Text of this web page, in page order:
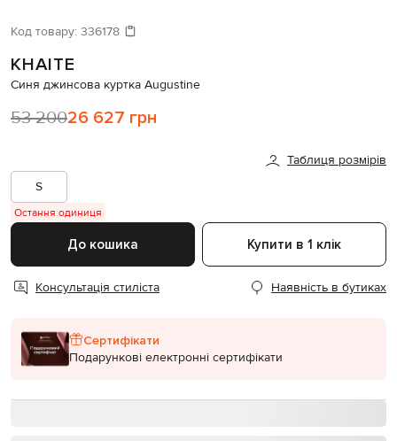
Код товару: 336178
KHAITE
Синя джинсова куртка Augustine
53 20026 627 грн
Таблиця розмірів
S
Остання одиниця
До кошика Купити в 1 клік
Консультація стиліста Наявність в бутиках
Сертифікати
Подарункові електронні сертифікати